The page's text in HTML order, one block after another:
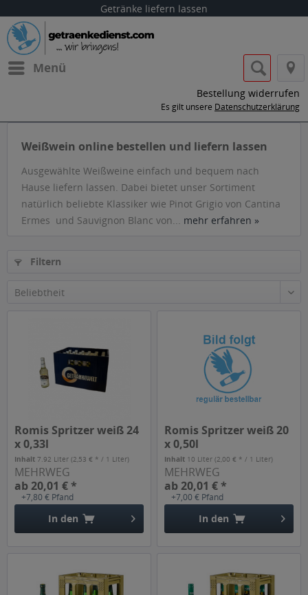
Getränke liefern lassen
Menü
Bestellung widerrufen
Es gilt unsere Datenschutzerklärung
Weißwein online bestellen und liefern lassen
Ausgewählte Weißweine einfach und bequem nach
Hause liefern lassen. Dabei bietet unser Sortiment
natürlich beliebte Klassiker wie Pinot Grigio von Cantina
Ermes und Sauvignon Blanc von... mehr erfahren »
Filtern
Romis Spritzer weiß 24
x 0,33l
Inhalt7.92 Liter(2,53 € * / 1 Liter)
MEHRWEG
ab 20,01 € *
+7,80 € Pfand
In den
Romis Spritzer weiß 20
x 0,50l
Inhalt 10 Liter(2,00 € * / 1 Liter)
MEHRWEG
ab 20,01 € *
+7,00 € Pfand
In den